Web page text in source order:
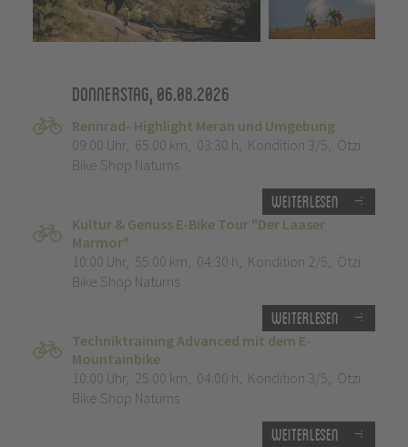
Donnerstag, 06.08.2026
Rennrad- Highlight Meran und Umgebung
09:00 Uhr, 65.00 km, 03:30 h, Kondition 3/5, Ötzi
Bike Shop Naturns
Weiterlesen
Kultur & Genuss E-Bike Tour "Der Laaser
Marmor"
10:00 Uhr, 55.00 km, 04:30 h, Kondition 2/5, Ötzi
Bike Shop Naturns
Weiterlesen
Techniktraining Advanced mit dem E-
Mountainbike
10:00 Uhr, 25.00 km, 04:00 h, Kondition 3/5, Ötzi
Bike Shop Naturns
Weiterlesen